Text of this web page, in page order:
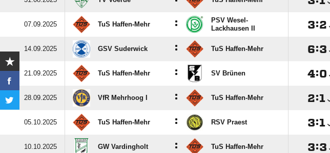
07.09.2025 TuS Haffen-Mehr :
PSV Wesel-
Lackhausen II
:
14.09.2025 GSV Suderwick : TuS Haffen-Mehr :
21.09.2025 TuS Haffen-Mehr : SV Brünen :
28.09.2025 VfR Mehrhoog I : TuS Haffen-Mehr :
05.10.2025 TuS Haffen-Mehr : RSV Praest :
10.10.2025 GW Vardingholt : TuS Haffen-Mehr :